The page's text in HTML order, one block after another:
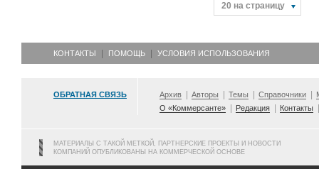
20 на страницу
КОНТАКТЫ ПОМОЩЬ УСЛОВИЯ ИСПОЛЬЗОВАНИЯ
ОБРАТНАЯ СВЯЗЬ Архив Авторы Темы Справочники
О «Коммерсанте»
Редакция Контакты
МАТЕРИАЛЫ С ТАКОЙ МЕТКОЙ, ПАРТНЕРСКИЕ ПРОЕКТЫ И НОВОСТИ
КОМПАНИЙ ОПУБЛИКОВАНЫ НА КОММЕРЧЕСКОЙ ОСНОВЕ